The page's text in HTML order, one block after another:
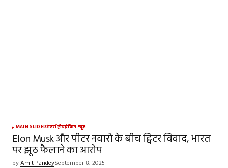
MAIN SLIDERअंतर्राष्ट्रीयब्रेकिंग न्यूज़
Elon Musk और पीटर नवारो के बीच ट्विटर विवाद, भारत
पर झूठ फैलाने का आरोप
byAmit PandeySeptember 8, 2025